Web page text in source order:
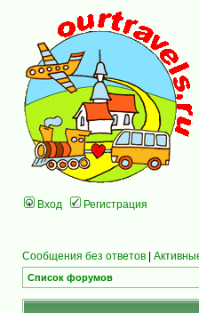
Вход Регистрация
Сообщения без ответов |
Список форумов